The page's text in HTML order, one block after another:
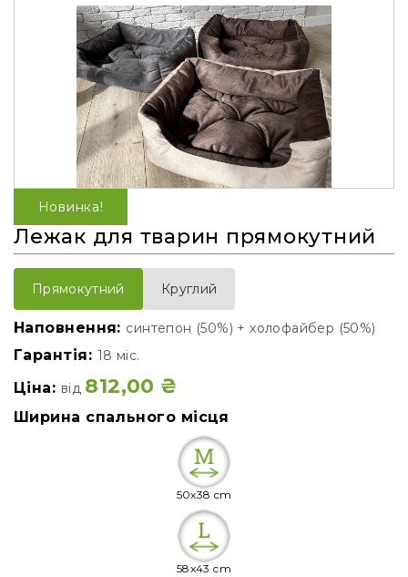
Новинка!
Лежак для тварин прямокутний
Прямокутний Круглий
Наповнення: синтепон (50%) + холофайбер (50%)
Гарантія: 18 міс.
Ціна: від 812,00 ₴
Ширина спального місця
50x38 cm
58x43 cm